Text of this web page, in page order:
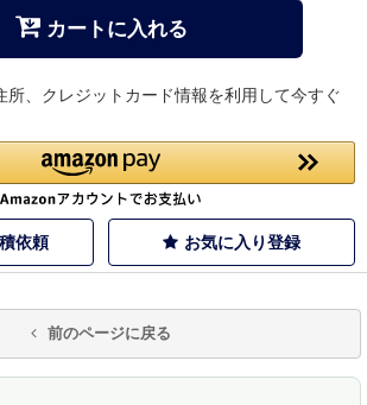
カートに入れる
所、クレジットカード情報を利用して今すぐ
依頼 お気に入り登録
前のページに戻る